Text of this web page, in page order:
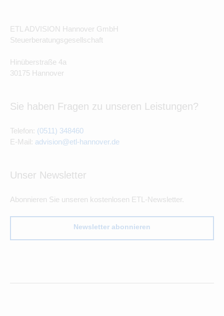
ETL ADVISION Hannover GmbH
Steuerberatungsgesellschaft
Hinüberstraße 4a
30175 Hannover
Sie haben Fragen zu unseren Leistungen?
Telefon: (0511) 348460
E-Mail: advision@etl-hannover.de
Unser Newsletter
Abonnieren Sie unseren kostenlosen ETL-Newsletter.
Newsletter abonnieren